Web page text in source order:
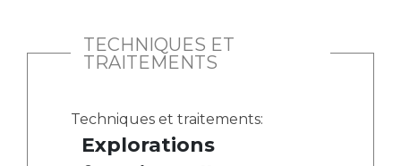
TECHNIQUES ET
TRAITEMENTS
Techniques et traitements:
Explorations